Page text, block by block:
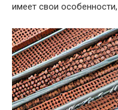
имеет свои